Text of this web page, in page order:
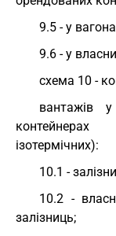
9.5 - у
9.6 - у
схема 10 -
вантажів
ізотермічних):
10.1 -
10.2 -
залізниць;